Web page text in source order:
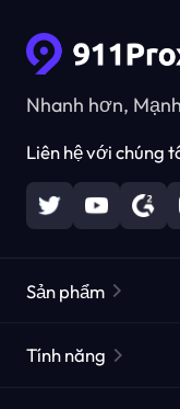
Nhanh hơn,
Liên hệ với chúng
Sản phẩm
Tính năng